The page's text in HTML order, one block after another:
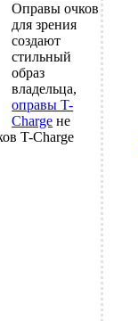
Оправы очков
для зрения
создают
стильный
образ
владельца,
оправы T-
Charge не
T-Charge